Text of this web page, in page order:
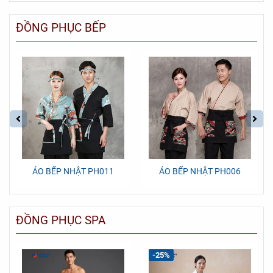
ĐỒNG PHỤC BẾP
ÁO BẾP NHẬT PH011 ÁO BẾP NHẬT PH006
ĐỒNG PHỤC SPA
-25%